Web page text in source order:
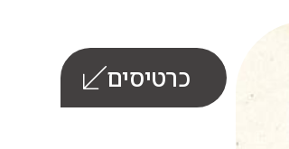
כרטיסים